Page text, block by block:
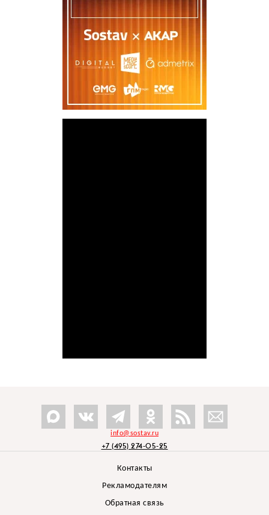
info@sostav.ru
+7 (495) 274-05-25
Контакты
Рекламодателям
Обратная связь